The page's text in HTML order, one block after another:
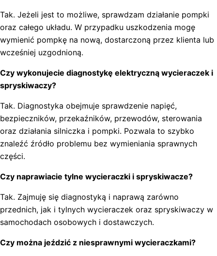
Tak. Jeżeli jest to możliwe, sprawdzam działanie pompki
oraz całego układu. W przypadku uszkodzenia mogę
wymienić pompkę na nową, dostarczoną przez klienta lub
wcześniej uzgodnioną.
Czy wykonujecie diagnostykę elektryczną wycieraczek i
spryskiwaczy?
Tak. Diagnostyka obejmuje sprawdzenie napięć,
bezpieczników, przekaźników, przewodów, sterowania
oraz działania silniczka i pompki. Pozwala to szybko
znaleźć źródło problemu bez wymieniania sprawnych
części.
Czy naprawiacie tylne wycieraczki i spryskiwacze?
Tak. Zajmuję się diagnostyką i naprawą zarówno
przednich, jak i tylnych wycieraczek oraz spryskiwaczy w
samochodach osobowych i dostawczych.
Czy można jeździć z niesprawnymi wycieraczkami?